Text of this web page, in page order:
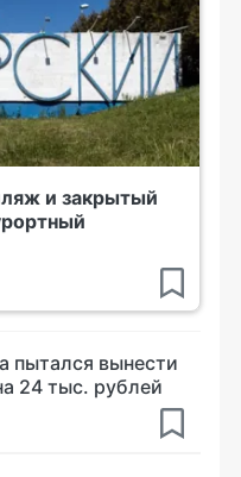
и закрытый
пытался вынести
24 тыс. рублей